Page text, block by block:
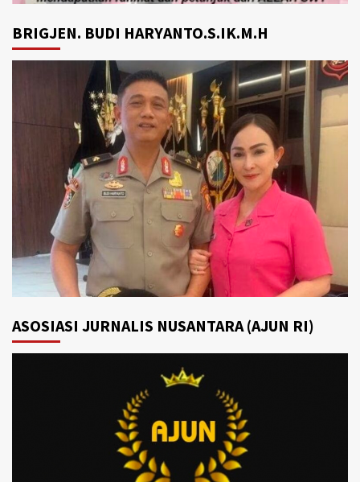
BRIGJEN. BUDI HARYANTO.S.IK.M.H
ASOSIASI JURNALIS NUSANTARA (AJUN RI)